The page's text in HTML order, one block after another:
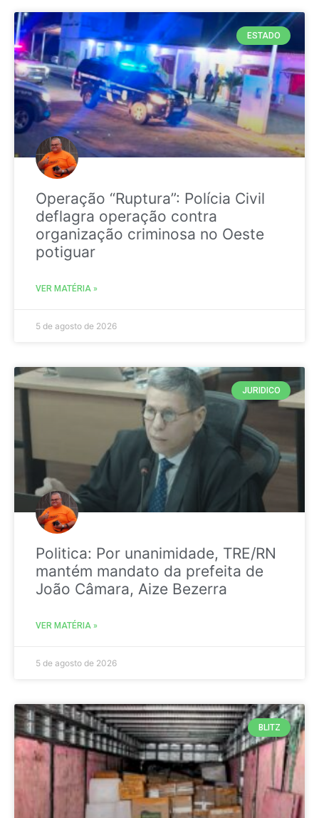
ESTADO
Operação “Ruptura”: Polícia Civil
deflagra operação contra
organização criminosa no Oeste
potiguar
VER MATÉRIA »
5 de agosto de 2026
JURIDICO
Politica: Por unanimidade, TRE/RN
mantém mandato da prefeita de
João Câmara, Aize Bezerra
VER MATÉRIA »
5 de agosto de 2026
BLITZ